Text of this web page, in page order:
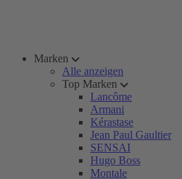
Marken
Alle anzeigen
Top Marken
Lancôme
Armani
Kérastase
Jean Paul Gaultier
SENSAI
Hugo Boss
Montale